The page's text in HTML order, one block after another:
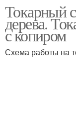
Токарные
Токарный
дерева.
с копиром
Схема работы на